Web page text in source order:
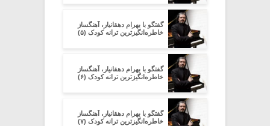
گفتگو با بهرام دهقانیار، آهنگساز
خاطره‌انگیزترین ترانه کودک (۵)
گفتگو با بهرام دهقانیار، آهنگساز
خاطره‌انگیزترین ترانه کودک (۶)
گفتگو با بهرام دهقانیار، آهنگساز
خاطره‌انگیزترین ترانه کودک (۷)